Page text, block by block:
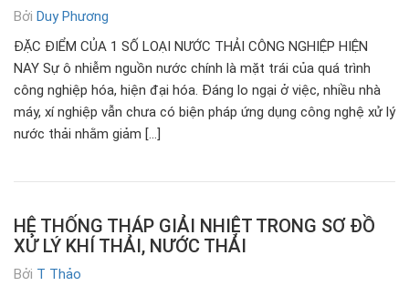
Bởi Duy Phương
ĐẶC ĐIỂM CỦA 1 SỐ LOẠI NƯỚC THẢI CÔNG NGHIỆP HIỆN
NAY Sự ô nhiễm nguồn nước chính là mặt trái của quá trình
công nghiệp hóa, hiện đại hóa. Đáng lo ngại ở việc, nhiều nhà
máy, xí nghiệp vẫn chưa có biện pháp ứng dụng công nghệ xử lý
nước thải nhằm giảm […]
HỆ THỐNG THÁP GIẢI NHIỆT TRONG SƠ ĐỒ
XỬ LÝ KHÍ THẢI, NƯỚC THẢI
Bởi T Thảo